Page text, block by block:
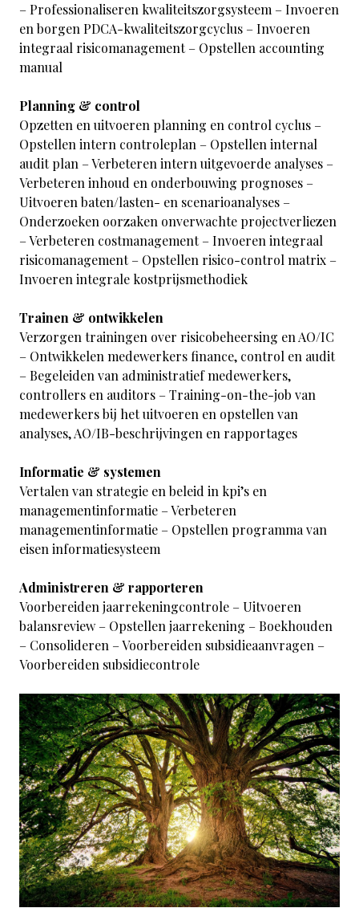
– Professionaliseren kwaliteitszorgsysteem – Invoeren
en borgen PDCA-kwaliteitszorgcyclus – Invoeren
integraal risicomanagement – Opstellen accounting
manual
Planning & control
Opzetten en uitvoeren planning en control cyclus –
Opstellen intern controleplan – Opstellen internal
audit plan – Verbeteren intern uitgevoerde analyses –
Verbeteren inhoud en onderbouwing prognoses –
Uitvoeren baten/lasten- en scenarioanalyses –
Onderzoeken oorzaken onverwachte projectverliezen
– Verbeteren costmanagement – Invoeren integraal
risicomanagement – Opstellen risico-control matrix –
Invoeren integrale kostprijsmethodiek
Trainen & ontwikkelen
Verzorgen trainingen over risicobeheersing en AO/IC
– Ontwikkelen medewerkers finance, control en audit
– Begeleiden van administratief medewerkers,
controllers en auditors – Training-on-the-job van
medewerkers bij het uitvoeren en opstellen van
analyses, AO/IB-beschrijvingen en rapportages
Informatie & systemen
Vertalen van strategie en beleid in kpi’s en
managementinformatie – Verbeteren
managementinformatie – Opstellen programma van
eisen informatiesysteem
Administreren & rapporteren
Voorbereiden jaarrekeningcontrole – Uitvoeren
balansreview – Opstellen jaarrekening – Boekhouden
– Consolideren – Voorbereiden subsidieaanvragen –
Voorbereiden subsidiecontrole